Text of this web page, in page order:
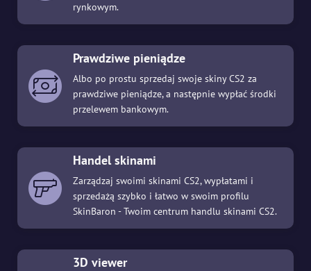
rynkowym.
Prawdziwe pieniądze
Albo po prostu sprzedaj swoje skiny CS2 za
prawdziwe pieniądze, a następnie wypłać środki
przelewem bankowym.
Handel skinami
Zarządzaj swoimi skinami CS2, wypłatami i
sprzedażą szybko i łatwo w swoim profilu
SkinBaron - Twoim centrum handlu skinami CS2.
3D viewer